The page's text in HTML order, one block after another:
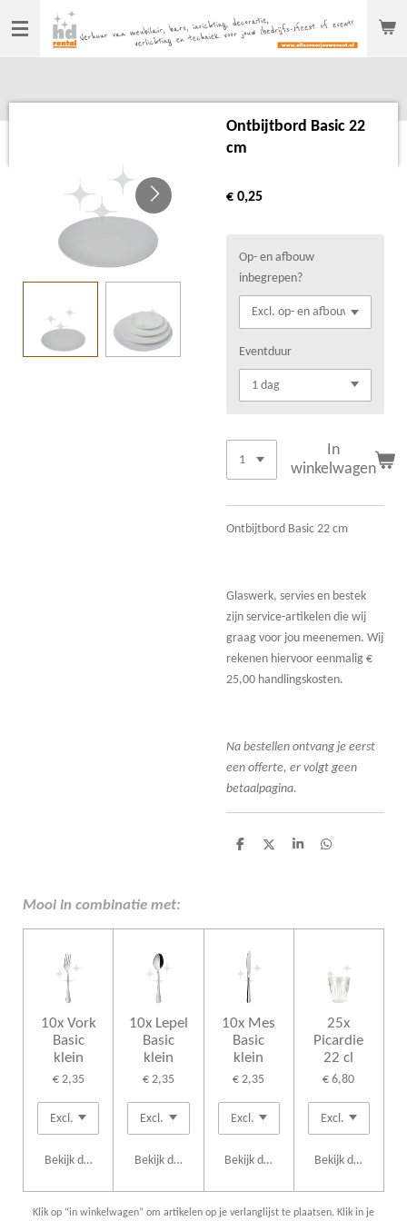
Ga
direct
hoofdinhoud
Ontbijtbord Basic 22
cm
€ 0,25
Op- en afbouw
inbegrepen?
Eventduur
In
winkelwagen
Ontbijtbord Basic 22 cm
Glaswerk, servies en bestek
zijn service-artikelen die wij
graag voor jou meenemen. Wij
rekenen hiervoor eenmalig €
25,00 handlingskosten.
Na bestellen ontvang je eerst
een offerte, er volgt geen
betaalpagina.
D
D
S
D
Mooi in combinatie met:
10x Vork
Basic
klein
€ 2,35
Bekijk details
10x Lepel
Basic
klein
€ 2,35
Bekijk details
10x Mes
Basic
klein
€ 2,35
Bekijk details
25x
Picardie
22 cl
€ 6,80
Bekijk details
Klik op “in winkelwagen” om artikelen op je verlanglijst te plaatsen. Klik in je